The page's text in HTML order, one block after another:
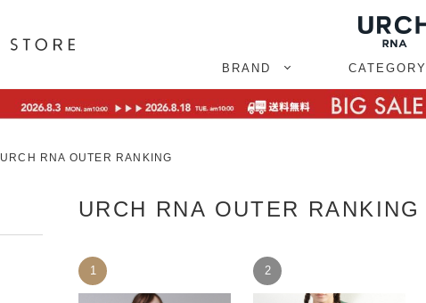
BRAND CATEGORY
URCH RNA OUTER RANKING
URCH RNA OUTER RANKING
1 2